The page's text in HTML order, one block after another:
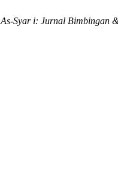
As-Syar i: Jurnal Bimbingan